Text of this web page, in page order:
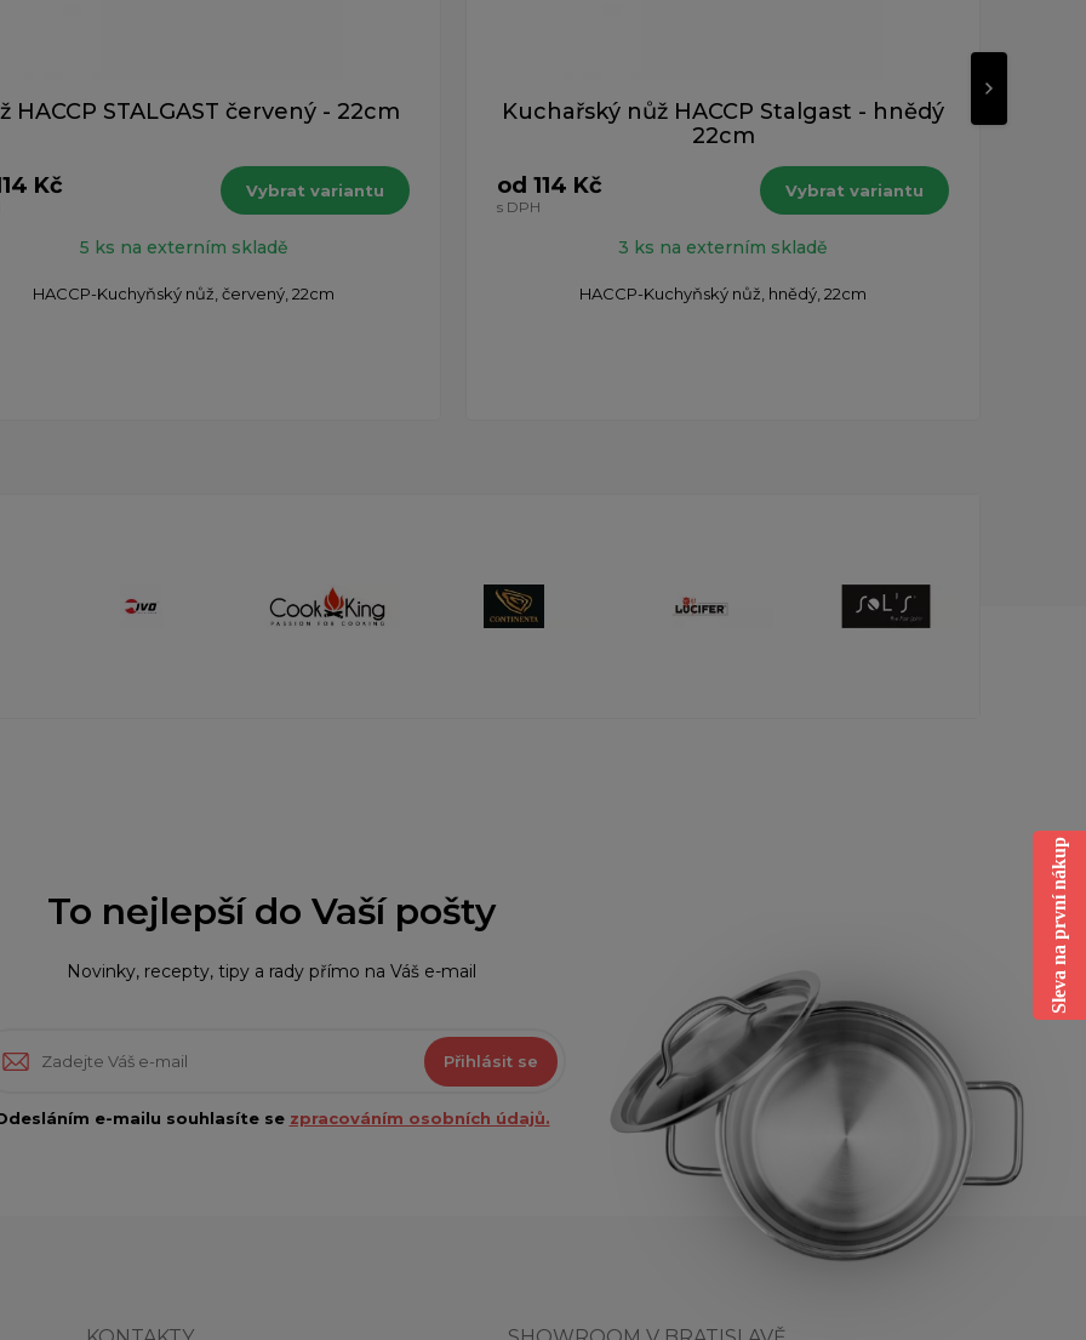
HACCP STALGAST červený - 22cm
Kč Vybrat variantu
5 ks na externím skladě
HACCP-Kuchyňský nůž, červený, 22cm
Kuchařský nůž HACCP Stalgast - hnědý
22cm
od 114 Kč
s DPH
Vybrat variantu
3 ks na externím skladě
HACCP-Kuchyňský nůž, hnědý, 22cm
To nejlepší do Vaší pošty
Novinky, recepty, tipy a rady přímo na Váš e-mail
Přihlásit se
e-mailu souhlasíte se zpracováním osobních údajů.
Sleva na první nákup